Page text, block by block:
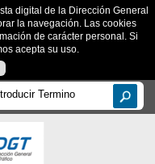
digital de la Dirección General
la navegación. Las cookies
de carácter personal. Si
acepta su uso.